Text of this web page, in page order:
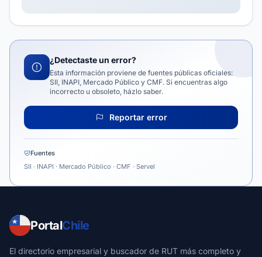
¿Detectaste un error?
Esta información proviene de fuentes públicas oficiales:
SII, INAPI, Mercado Público y CMF. Si encuentras algo
incorrecto u obsoleto, házlo saber.
Reportar error
Fuentes
SII · INAPI · Mercado Público · CMF · Servel
PortalChile
El directorio empresarial y buscador de RUT más completo y